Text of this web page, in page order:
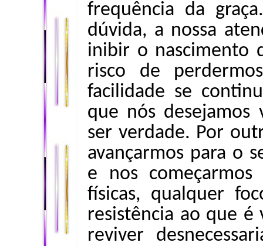
frequência da
dúvida, a nossa
inibir o nascimento
risco de
facilidade se
que nós desejamos
ser verdade. Por
avançarmos para o
e nos
físicas, qualquer
resistência ao que
reviver